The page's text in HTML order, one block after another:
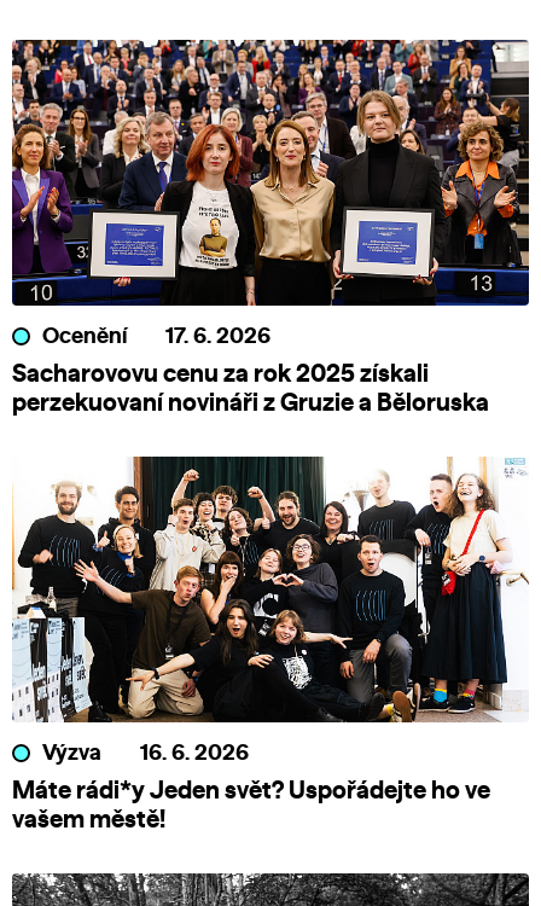
Ocenění 17. 6. 2026
Sacharovovu cenu za rok 2025 získali
perzekuovaní novináři z Gruzie a Běloruska
Výzva 16. 6. 2026
Máte rádi*y Jeden svět? Uspořádejte ho ve
vašem městě!